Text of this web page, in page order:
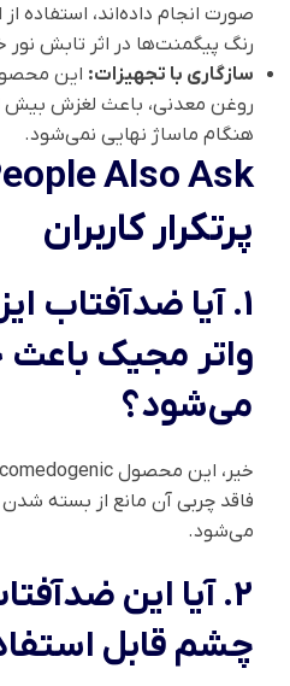
صورت انجام داده‌اند، استفاده
رنگ پیگمنت‌ها در اثر تابش
سازگاری با تجهیزات: این
روغن معدنی، باعث لغزش
هنگام ماساژ نهایی نمی‌شود.
پرتکرار کاربران
1. آیا ضدآفتاب
واتر مجیک
می‌شود؟
فاقد چربی آن مانع از بسته شدن
می‌شود.
2. آیا این
چشم قابل